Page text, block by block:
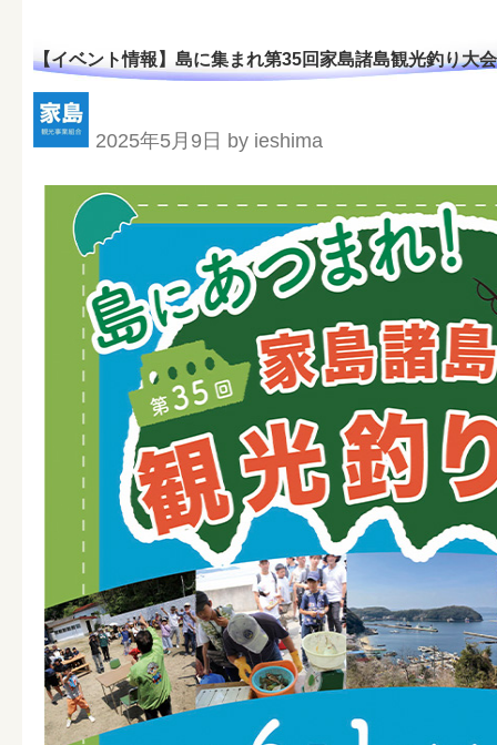
【イベント情報】島に集まれ第35回家島諸島観光釣り
2025年5月9日 by ieshima